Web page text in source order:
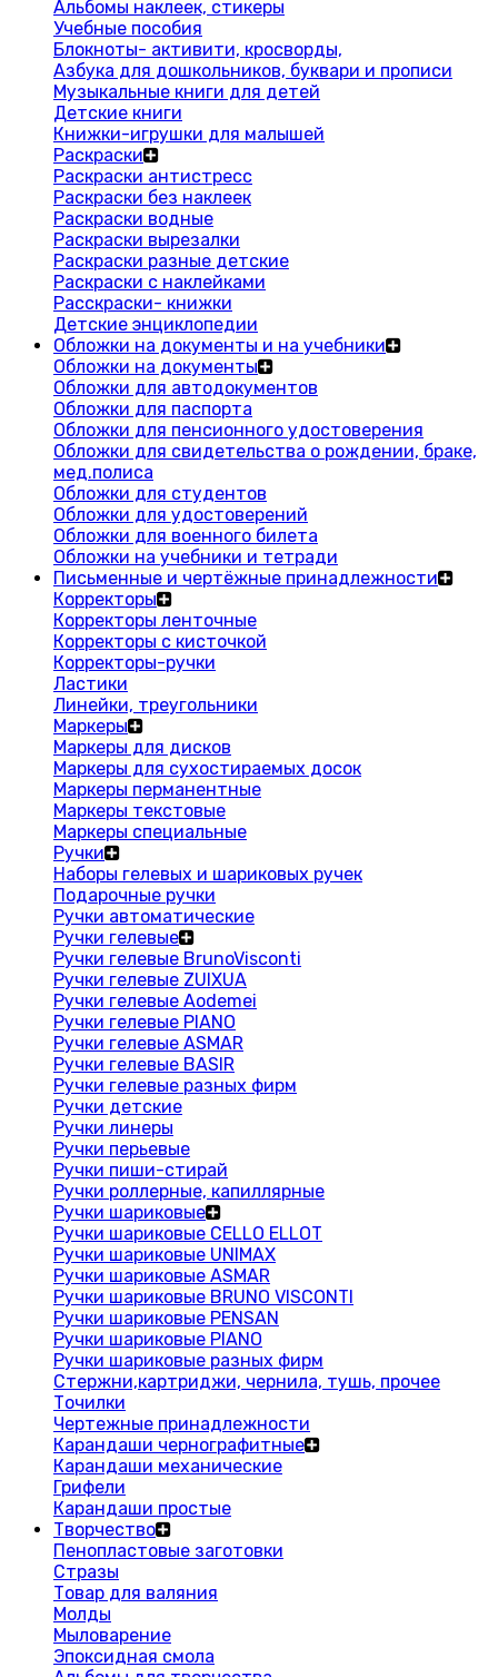
Альбомы наклеек, стикеры
Учебные пособия
Блокноты- активити, кросворды,
Азбука для дошкольников, буквари и прописи
Музыкальные книги для детей
Детские книги
Книжки-игрушки для малышей
Раскраски
Раскраски антистресс
Раскраски без наклеек
Раскраски водные
Раскраски вырезалки
Раскраски разные детские
Раскраски с наклейками
Расскраски- книжки
Детские энциклопедии
Обложки на документы и на учебники
Обложки на документы
Обложки для автодокументов
Обложки для паспорта
Обложки для пенсионного удостоверения
Обложки для свидетельства о рождении, браке,
мед.полиса
Обложки для студентов
Обложки для удостоверений
Обложки для военного билета
Обложки на учебники и тетради
Письменные и чертёжные принадлежности
Корректоры
Корректоры ленточные
Корректоры с кисточкой
Корректоры-ручки
Ластики
Линейки, треугольники
Маркеры
Маркеры для дисков
Маркеры для сухостираемых досок
Маркеры перманентные
Маркеры текстовые
Маркеры специальные
Ручки
Наборы гелевых и шариковых ручек
Подарочные ручки
Ручки автоматические
Ручки гелевые
Ручки гелевые BrunoVisconti
Ручки гелевые ZUIXUA
Ручки гелевые Aodemei
Ручки гелевые PIANO
Ручки гелевые ASMAR
Ручки гелевые BASIR
Ручки гелевые разных фирм
Ручки детские
Ручки линеры
Ручки перьевые
Ручки пиши-стирай
Ручки роллерные, капиллярные
Ручки шариковые
Ручки шариковые CELLO ELLOT
Ручки шариковые UNIMAX
Ручки шариковые ASMAR
Ручки шариковые BRUNO VISCONTI
Ручки шариковые PENSAN
Ручки шариковые PIANO
Ручки шариковые разных фирм
Стержни,картриджи, чернила, тушь, прочее
Точилки
Чертежные принадлежности
Карандаши чернографитные
Карандаши механические
Грифели
Карандаши простые
Творчество
Пенопластовые заготовки
Стразы
Товар для валяния
Молды
Мыловарение
Эпоксидная смола